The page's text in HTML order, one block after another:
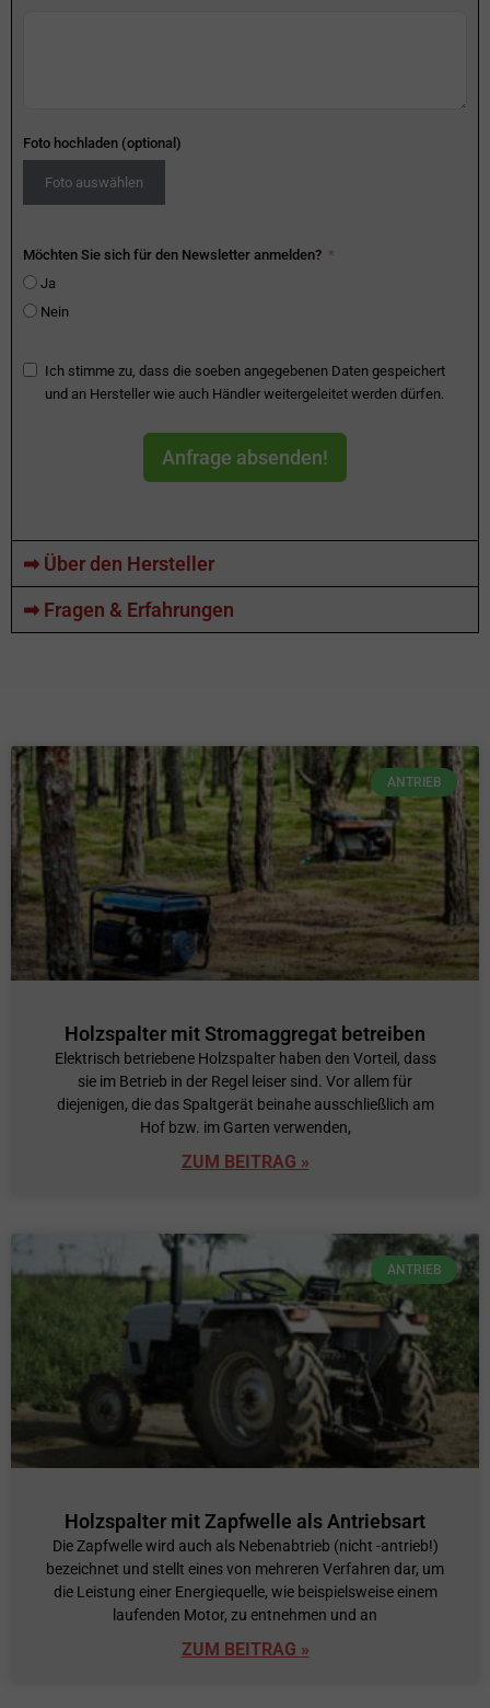
Foto hochladen (optional)
Foto auswählen
Möchten Sie sich für den Newsletter anmelden?
Ja
Nein
Ich stimme zu, dass die soeben angegebenen Daten gespeichert
und an Hersteller wie auch Händler weitergeleitet werden dürfen.
Anfrage absenden!
➡ Über den Hersteller
➡ Fragen & Erfahrungen
ANTRIEB
Holzspalter mit Stromaggregat betreiben
Elektrisch betriebene Holzspalter haben den Vorteil, dass
sie im Betrieb in der Regel leiser sind. Vor allem für
diejenigen, die das Spaltgerät beinahe ausschließlich am
Hof bzw. im Garten verwenden,
ZUM BEITRAG »
ANTRIEB
Holzspalter mit Zapfwelle als Antriebsart
Die Zapfwelle wird auch als Nebenabtrieb (nicht -antrieb!)
bezeichnet und stellt eines von mehreren Verfahren dar, um
die Leistung einer Energiequelle, wie beispielsweise einem
laufenden Motor, zu entnehmen und an
ZUM BEITRAG »